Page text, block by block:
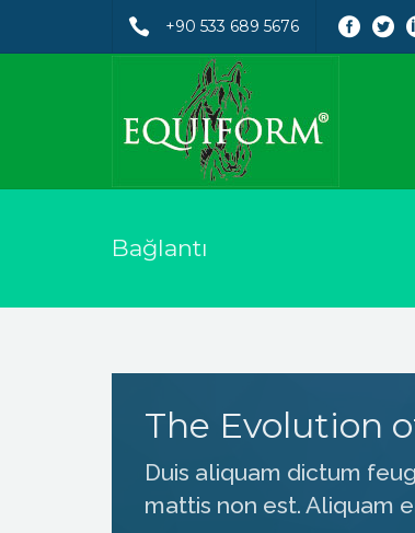
+90 533 689 5676
Bağlantı
The Evolution
Duis aliquam dictum
mattis non est. Aliquam